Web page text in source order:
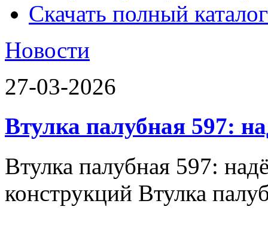
Скачать полный каталог
Новости
27-03-2026
Втулка палубная 597:
Втулка палубная 597:
конструкций Втулка